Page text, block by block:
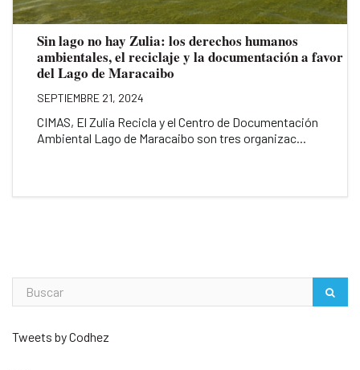
Sin lago no hay Zulia: los derechos humanos
ambientales, el reciclaje y la documentación a favor
del Lago de Maracaibo
SEPTIEMBRE 21, 2024
CIMAS, El Zulia Recicla y el Centro de Documentación
Ambiental Lago de Maracaibo son tres organizac...
Tweets by Codhez